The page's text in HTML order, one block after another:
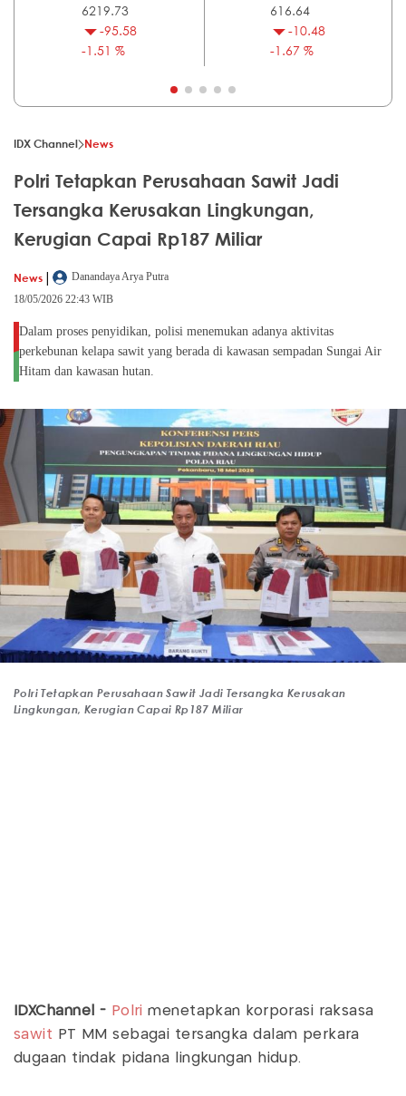
6219.73
-95.58
-1.51 %
616.64
-10.48
-1.67 %
IDX Channel News
Polri Tetapkan Perusahaan Sawit Jadi
Tersangka Kerusakan Lingkungan,
Kerugian Capai Rp187 Miliar
News |
Danandaya Arya Putra
18/05/2026 22:43 WIB
Dalam proses penyidikan, polisi menemukan adanya aktivitas
perkebunan kelapa sawit yang berada di kawasan sempadan Sungai Air
Hitam dan kawasan hutan.
Polri Tetapkan Perusahaan Sawit Jadi Tersangka Kerusakan
Lingkungan, Kerugian Capai Rp187 Miliar
IDXChannel - Polri menetapkan korporasi raksasa
sawit PT MM sebagai tersangka dalam perkara
dugaan tindak pidana lingkungan hidup.